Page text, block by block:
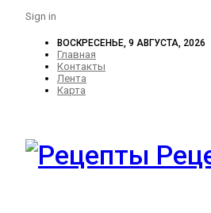
Sign in
ВОСКРЕСЕНЬЕ, 9 АВГУСТА, 2026
Главная
Контакты
Лента
Карта